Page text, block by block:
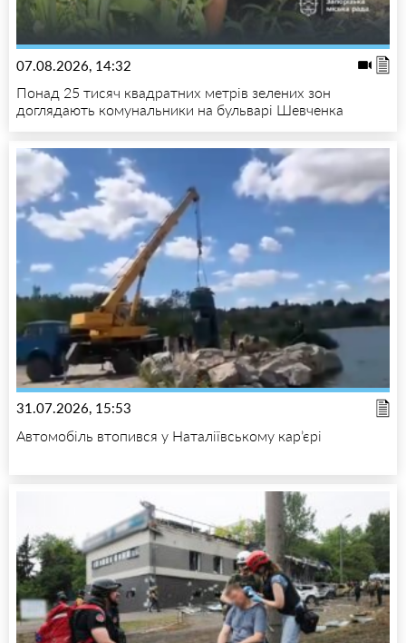
07.08.2026, 14:32
Понад 25 тисяч квадратних метрів зелених зон
доглядають комунальники на бульварі Шевченка
31.07.2026, 15:53
Автомобіль втопився у Наталіївському кар’єрі